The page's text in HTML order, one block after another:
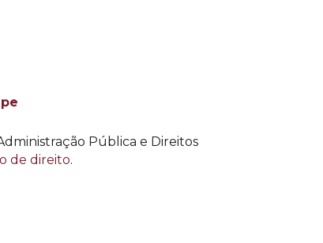
Pública e Direitos
de direito.